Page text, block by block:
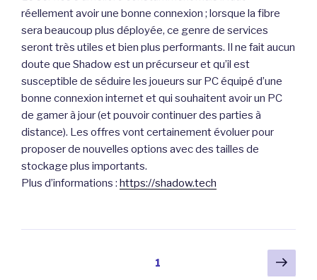
réellement avoir une bonne connexion ; lorsque la fibre
sera beaucoup plus déployée, ce genre de services
seront très utiles et bien plus performants. Il ne fait aucun
doute que Shadow est un précurseur et qu’il est
susceptible de séduire les joueurs sur PC équipé d’une
bonne connexion internet et qui souhaitent avoir un PC
de gamer à jour (et pouvoir continuer des parties à
distance). Les offres vont certainement évoluer pour
proposer de nouvelles options avec des tailles de
stockage plus importants.
Plus d’informations : https://shadow.tech
1